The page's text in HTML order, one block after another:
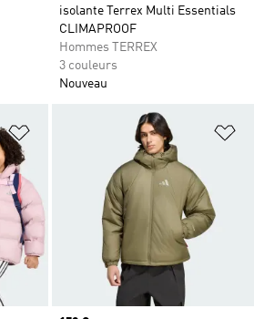
isolante Terrex Multi Essentials
CLIMAPROOF
Hommes TERREX
3 couleurs
Nouveau
Ajouter à la Liste de produits